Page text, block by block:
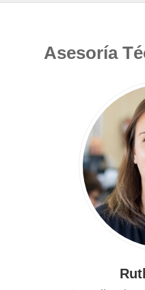
Asesoría